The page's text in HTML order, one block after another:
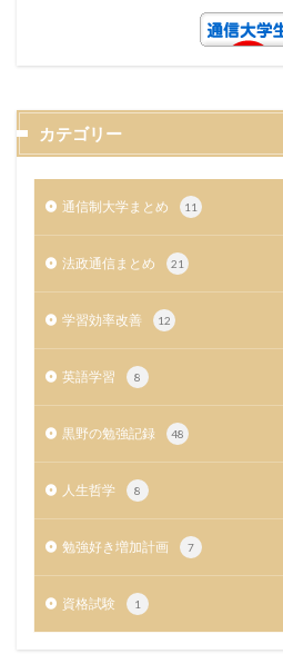
カテゴリー
通信制大学まとめ 11
法政通信まとめ 21
学習効率改善 12
英語学習 8
黒野の勉強記録 48
人生哲学 8
勉強好き増加計画 7
資格試験 1